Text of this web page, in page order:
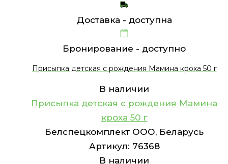
Доставка - доступна
Бронирование - доступно
Присыпка детская с рождения Мамина кроха 50 г
В наличии
Присыпка детская с рождения Мамина
кроха 50 г
Белспецкомплект ООО, Беларусь
Артикул: 76368
В наличии